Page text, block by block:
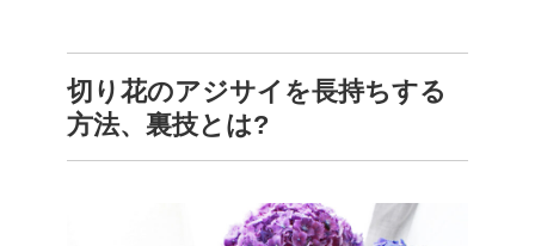
切り花のアジサイを長持ちする
方法、裏技とは?